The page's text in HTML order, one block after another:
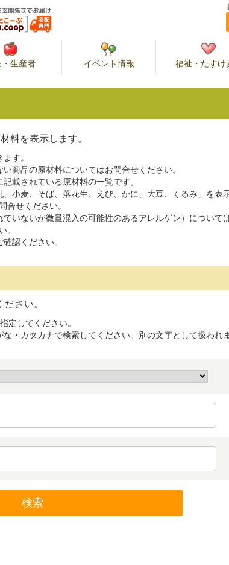
生産者 イベント情報 福祉・たすけ
料を表示します。
す。
商品の原材料についてはお問合せください。
載されている原材料の一覧です。
小麦、そば、落花生、えび、かに、大豆、くるみ」を表
合せください。
いないが微量混入の可能性のあるアレルゲン）について
。
認ください。
さい。
定してください。
・カタカナで検索してください。別の文字として扱われま
検索